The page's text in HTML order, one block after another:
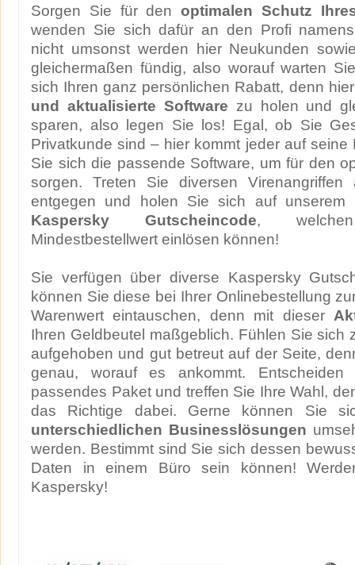
Sorgen Sie für den optimalen Schutz
wenden Sie sich dafür an den Profi
nicht umsonst werden hier Neukunden
gleichermaßen fündig, also worauf warten
sich Ihren ganz persönlichen Rabatt, denn
und aktualisierte Software zu holen und
sparen, also legen Sie los! Egal, ob Sie
Privatkunde sind – hier kommt jeder auf seine
Sie sich die passende Software, um für den
sorgen. Treten Sie diversen
entgegen und holen Sie sich auf unserem
Kaspersky Gutscheincode,
Mindestbestellwert einlösen können!
Sie verfügen über diverse Kaspersky
können Sie diese bei Ihrer Onlinebestellung
Warenwert eintauschen, denn mit dieser
Ihren Geldbeutel maßgeblich. Fühlen Sie sich
aufgehoben und gut betreut auf der Seite,
genau, worauf es ankommt.
passendes Paket und treffen Sie Ihre Wahl,
das Richtige dabei. Gerne können Sie
unterschiedlichen Businesslösungen
werden. Bestimmt sind Sie sich dessen
Daten in einem Büro sein können!
Kaspersky!